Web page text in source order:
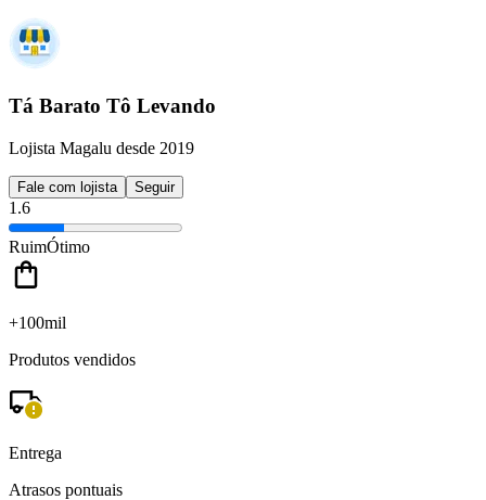
Tá Barato Tô Levando
Lojista Magalu desde 2019
Fale com lojista Seguir
1.6
RuimÓtimo
+100mil
Produtos vendidos
Entrega
Atrasos pontuais